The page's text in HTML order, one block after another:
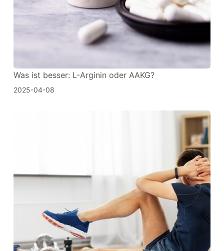
Was ist besser: L-Arginin oder AAKG?
2025-04-08